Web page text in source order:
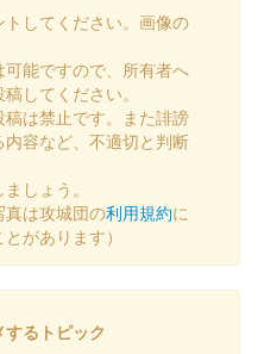
してください。画像の
能ですので、所有者へ
してください。
は禁止です。また誹謗
容など、不適切と判断
しょう。
真は攻城団の利用規約に
があります）
るトピック